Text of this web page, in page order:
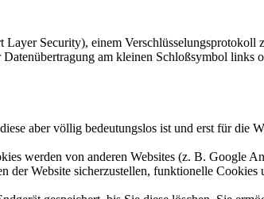
Security), einem Verschlüsselungsprotokoll
am kleinen Schloßsymbol links
aber völlig bedeutungslos ist und erst für die
werden von anderen Websites (z. B. Google
Website sicherzustellen, funktionelle Cookies